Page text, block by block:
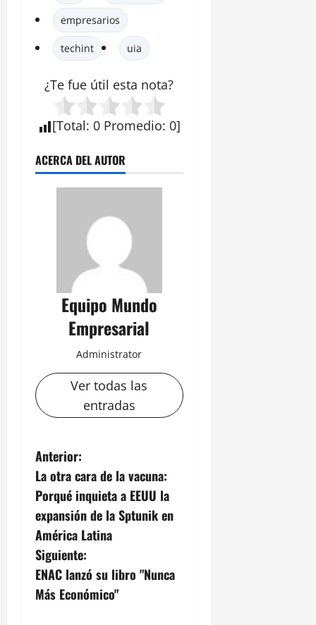
empresarios
techint uia
¿Te fue útil esta nota?
[Total: 0 Promedio: 0]
ACERCA DEL AUTOR
Equipo Mundo
Empresarial
Administrator
Ver todas las
entradas
N
a
v
e
g
a
Anterior:
La otra cara de la vacuna:
Porqué inquieta a EEUU la
expansión de la Sptunik en
América Latina
Siguiente:
ENAC lanzó su libro "Nunca
Más Económico"